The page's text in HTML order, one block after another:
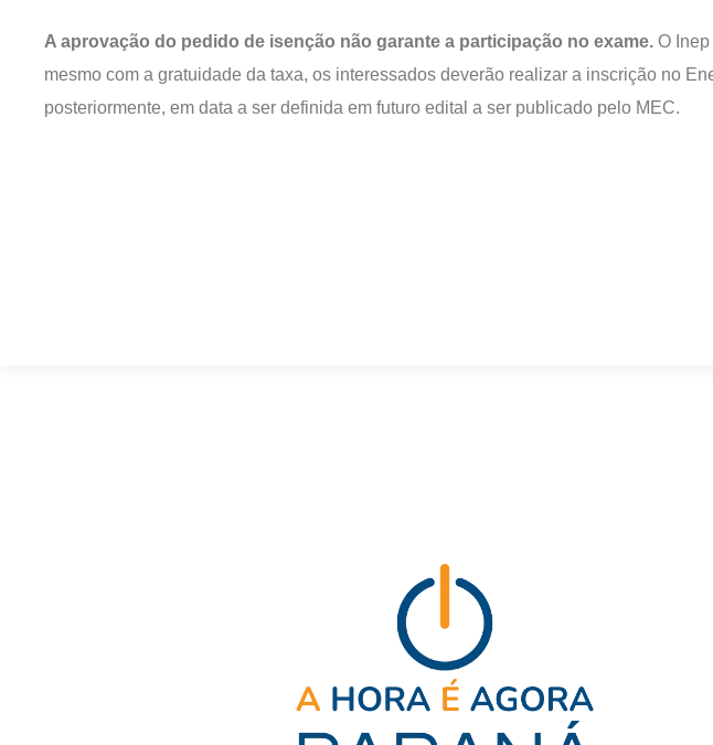
A aprovação do pedido de isenção não garante a participação no exame. O
mesmo com a gratuidade da taxa, os interessados deverão realizar a inscrição no
posteriormente, em data a ser definida em futuro edital a ser publicado pelo MEC.